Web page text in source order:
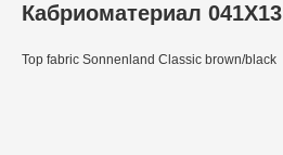
Кабриоматериал 041X13
Top fabric Sonnenland Classic brown/black